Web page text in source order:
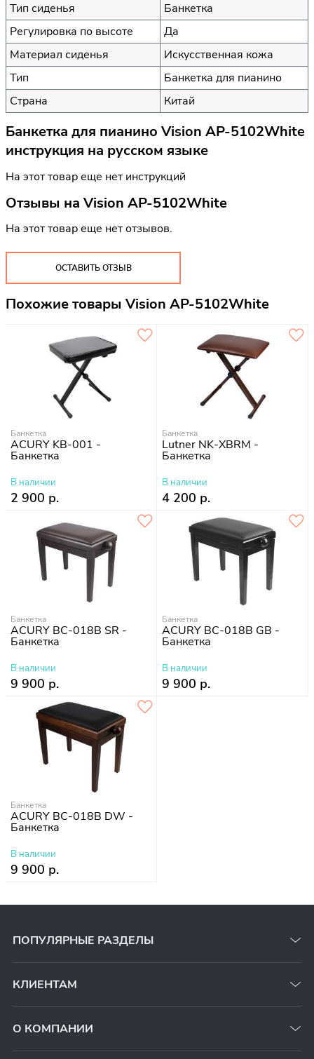
Тип сиденья
Банкетка
Регулировка по высоте
Да
Материал сиденья
Искусственная кожа
Тип
Банкетка для пианино
Страна
Китай
Банкетка для пианино Vision AP-5102White
инструкция на русском языке
На этот товар еще нет инструкций
Отзывы на Vision AP-5102White
На этот товар еще нет отзывов.
ОСТАВИТЬ ОТЗЫВ
Похожие товары Vision AP-5102White
Банкетка
ACURY KB-001 -
Банкетка
В наличии
2 900 р.
Банкетка
Lutner NK-XBRM -
Банкетка
В наличии
4 200 р.
Банкетка
ACURY BC-018B SR -
Банкетка
В наличии
9 900 р.
Банкетка
ACURY BC-018B GB -
Банкетка
В наличии
9 900 р.
Банкетка
ACURY BC-018B DW -
Банкетка
В наличии
9 900 р.
ПОПУЛЯРНЫЕ РАЗДЕЛЫ
КЛИЕНТАМ
О КОМПАНИИ